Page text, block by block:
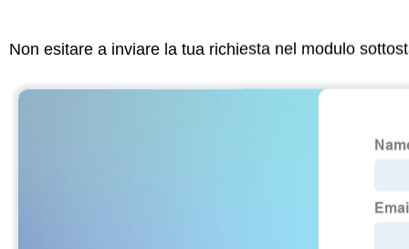
Non esitare a inviare la tua richiesta nel modulo